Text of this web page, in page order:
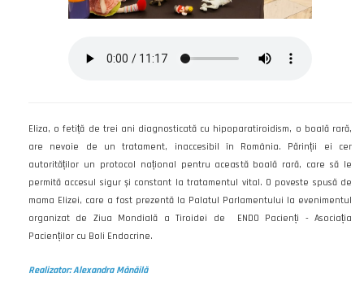
Eliza, o fetiță de trei ani diagnosticată cu hipoparatiroidism, o boală rară,
are nevoie de un tratament, inaccesibil în România. Părinții ei cer
autorităților un protocol național pentru această boală rară, care să le
permită accesul sigur și constant la tratamentul vital. O poveste spusă de
mama Elizei, care a fost prezentă la Palatul Parlamentului la evenimentul
organizat de Ziua Mondială a Tiroidei de ENDO Pacienți - Asociația
Pacienților cu Boli Endocrine.
Realizator: Alexandra Mănăilă